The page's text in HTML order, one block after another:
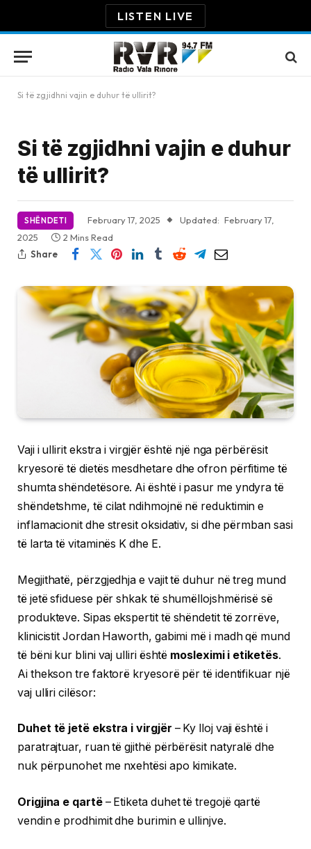
LISTEN LIVE
Si të zgjidhni vajin e duhur të ullirit?
Si të zgjidhni vajin e duhur
të ullirit?
SHËNDETI February 17, 2025 Updated: February 17,
2025
2 Mins Read
Share
Vaji i ullirit ekstra i virgjër është një nga përbërësit
kryesorë të dietës mesdhetare dhe ofron përfitime të
shumta shëndetësore. Ai është i pasur me yndyra të
shëndetshme, të cilat ndihmojnë në reduktimin e
inflamacionit dhe stresit oksidativ, si dhe përmban sasi
të larta të vitaminës K dhe E.
Megjithatë, përzgjedhja e vajit të duhur në treg mund
të jetë sfiduese për shkak të shumëllojshmërisë së
produkteve. Sipas ekspertit të shëndetit të zorrëve,
klinicistit Jordan Haworth, gabimi më i madh që mund
të bëni kur blini vaj ulliri është mosleximi i etiketës.
Ai thekson tre faktorë kryesorë për të identifikuar një
vaj ulliri cilësor:
Duhet të jetë ekstra i virgjër – Ky lloj vaji është i
paratrajtuar, ruan të gjithë përbërësit natyralë dhe
nuk përpunohet me nxehtësi apo kimikate.
Origjina e qartë– Etiketa duhet të tregojë qartë
vendin e prodhimit dhe burimin e ullinjve.